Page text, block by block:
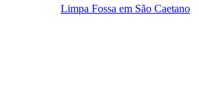
Limpa Fossa em São Caetano